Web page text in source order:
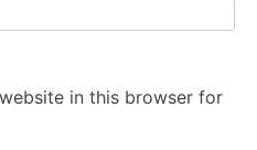
in this browser for